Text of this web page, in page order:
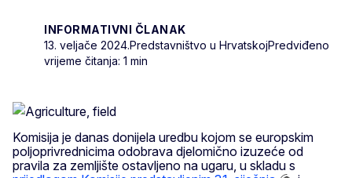
INFORMATIVNI ČLANAK
13. veljače 2024.Predstavništvo u HrvatskojPredviđeno
vrijeme čitanja: 1 min
Komisija je danas donijela uredbu kojom se europskim
poljoprivrednicima odobrava djelomično izuzeće od
pravila za zemljište ostavljeno na ugaru, u skladu s